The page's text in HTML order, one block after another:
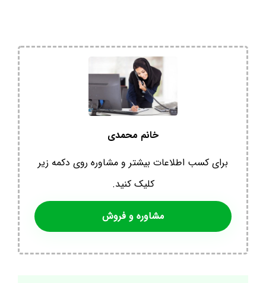
خانم محمدی
برای کسب اطلاعات بیشتر و مشاوره روی دکمه زیر
کلیک کنید.
مشاوره و فروش